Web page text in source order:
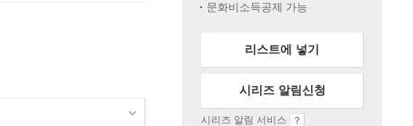
문화비소득공제 가능
리스트에 넣기
시리즈 알림신청
시리즈 알림 서비스